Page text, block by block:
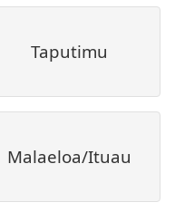
Taputimu
Malaeloa/Ituau